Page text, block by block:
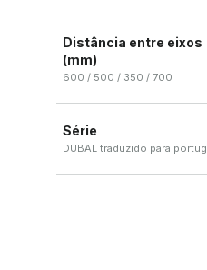
Distância entre eixos
(mm)
600 / 500 / 350 / 700
500
Série